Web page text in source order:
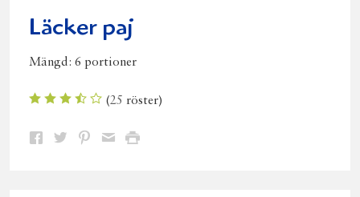
Läcker paj
Mängd: 6 portioner
(25 röster)
Dela Dela Dela DelaSkriv